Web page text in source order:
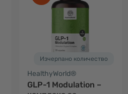
Изчерпано количество
HealthyWorld®
GLP-1 Modulation –